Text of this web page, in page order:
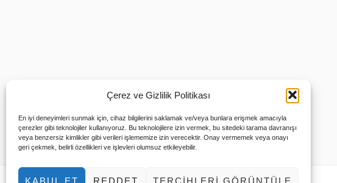
Çerez ve Gizlilik Politikası
En iyi deneyimleri sunmak için, cihaz bilgilerini saklamak ve/veya bunlara erişmek amacıyla
çerezler gibi teknolojiler kullanıyoruz. Bu teknolojilere izin vermek, bu sitedeki tarama davranışı
veya benzersiz kimlikler gibi verileri işlememize izin verecektir. Onay vermemek veya onayı
geri çekmek, belirli özellikleri ve işlevleri olumsuz etkileyebilir.
KABUL ET REDDET TERCIHLERI GÖRÜNTÜLE